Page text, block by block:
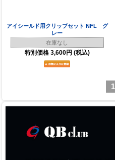
アイシールド用クリップセット NFL グ
レー
在庫なし
特別価格 3,600円 (税込)
1